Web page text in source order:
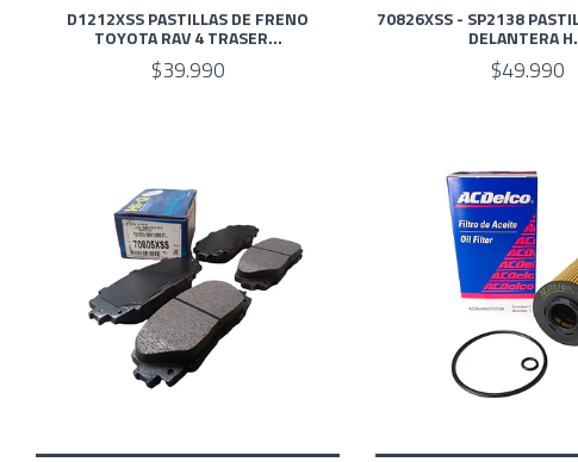
D1212XSS PASTILLAS DE FRENO
TOYOTA RAV 4 TRASER...
$39.990
70826XSS - SP2138
DELANTERA
$49.990